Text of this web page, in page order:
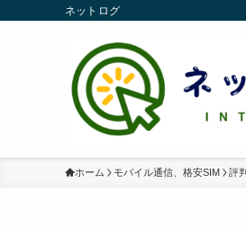
ネットログ
ホーム モバイル通信、格安SIM 評